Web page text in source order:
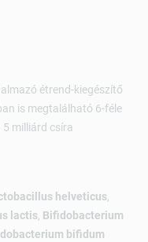
étrend-kiegészítő
is megtalálható 6-féle
milliárd csíra
helveticus
lactis Bifidobacterium
bifidum